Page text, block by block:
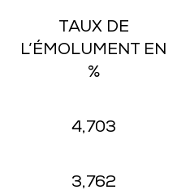
TAUX DE
L’ÉMOLUMENT EN
%
4,703
3,762